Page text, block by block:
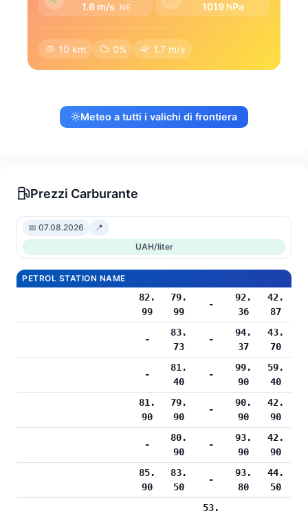
1.6 m/s NE 1019 hPa
10 km 0% 1.7 m/s
Meteo a tutti i valichi di frontiera
Prezzi Carburante
📅 07.08.2026
📍
UAH/liter
PETROL STATION NAME
82.
99
79.
99
-
92.
36
42.
87
-
83.
73
-
94.
37
43.
70
-
81.
40
-
99.
90
59.
40
81.
90
79.
90
-
90.
90
42.
90
-
80.
90
-
93.
90
42.
90
85.
90
83.
50
-
93.
80
44.
50
53.